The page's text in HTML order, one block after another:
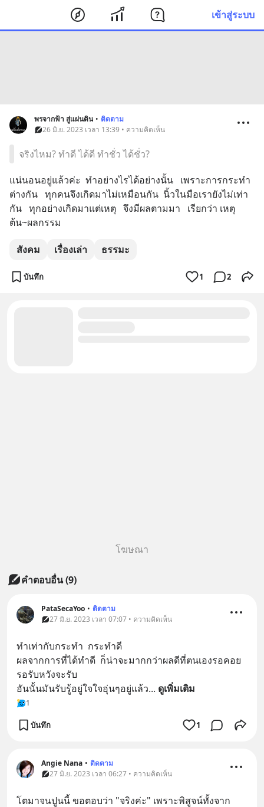
เข้าสู่ระบบ
พรจากฟ้า สู่แผ่นดิน • ติดตาม
26 มิ.ย. 2023 เวลา 13:39 • ความคิดเห็น
จริงไหม? ทำดี ได้ดี ทำชั่ว ได้ชั่ว?
แน่นอนอยู่แล้วค่ะ  ทำอย่างไรได้อย่างนั้น   เพราะการกระทำ
ต่างกัน   ทุกคนจึงเกิดมาไม่เหมือนกัน  นิ้วในมือเรายังไม่เท่า
กัน   ทุกอย่างเกิดมาแต่เหตุ   จึงมีผลตามมา   เรียกว่า เหตุ
ต้น~ผลกรรม
สังคม เรื่องเล่า ธรรมะ
บันทึก 1 2
โฆษณา
คำตอบอื่น(9)
PataSecaYoo • ติดตาม
27 มิ.ย. 2023 เวลา 07:07 • ความคิดเห็น
ทำเท่ากับกระทำ  กระทำดี
ผลจากการที่ได้ทำดี  ก็น่าจะมากกว่าผลดีที่ตนเองรอคอย
รอรับหวังจะรับ
อันนั้นมันรับรู้อยู่ใจใจอุ่นๆอยู่แล้ว... ดูเพิ่มเติม
1
บันทึก 1
Angie Nana • ติดตาม
27 มิ.ย. 2023 เวลา 06:27 • ความคิดเห็น
โตมาจนปูนนี้ ขอตอบว่า "จริงค่ะ" เพราะพิสูจน์ทั้งจาก